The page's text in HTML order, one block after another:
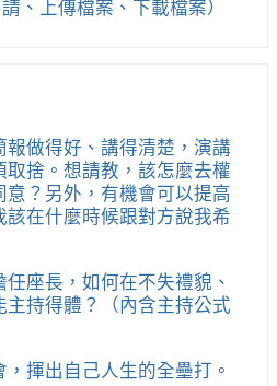
、上傳檔案、下載檔案）
報做得好、講得清楚，演講
取捨。想請教，該怎麼去權
？另外，有機會可以提高
該在什麼時候跟對方說我希
座長，如何在不失禮貌、
主持得體？（內含主持公式
揮出自己人生的全壘打。